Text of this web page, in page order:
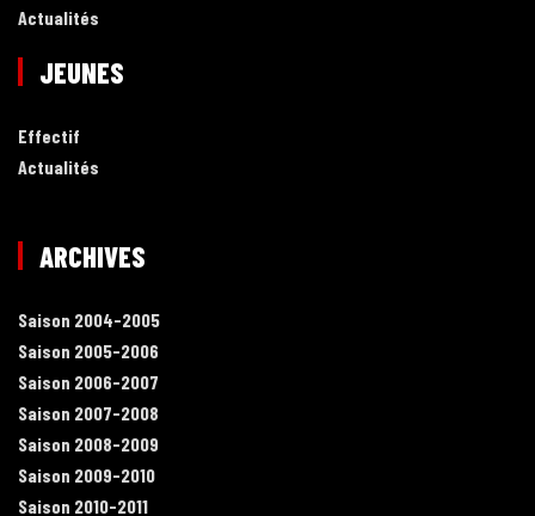
Actualités
JEUNES
Effectif
Actualités
ARCHIVES
Saison 2004-2005
Saison 2005-2006
Saison 2006-2007
Saison 2007-2008
Saison 2008-2009
Saison 2009-2010
Saison 2010-2011